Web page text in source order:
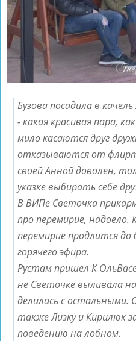
Бузова посадила в
- какая красивая пара,
мило касаются друг
отказываются от
своей Анной доволен,
указке выбирать себе
В ВИПе Светочка
про перемирие,
перемирие продлится
горячего эфира.
Рустам пришел К
не Светочке выливала
делилась с остальными.
также Лизку и Кирилюк
поведению на лобном.